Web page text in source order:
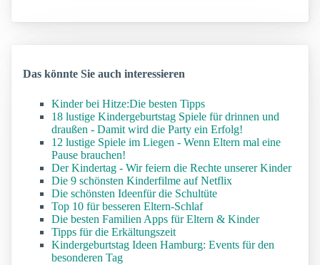
Das könnte Sie auch interessieren
Kinder bei Hitze:Die besten Tipps
18 lustige Kindergeburtstag Spiele für drinnen und
draußen - Damit wird die Party ein Erfolg!
12 lustige Spiele im Liegen - Wenn Eltern mal eine
Pause brauchen!
Der Kindertag - Wir feiern die Rechte unserer Kinder
Die 9 schönsten Kinderfilme auf Netflix
Die schönsten Ideenfür die Schultüte
Top 10 für besseren Eltern-Schlaf
Die besten Familien Apps für Eltern & Kinder
Tipps für die Erkältungszeit
Kindergeburtstag Ideen Hamburg: Events für den
besonderen Tag